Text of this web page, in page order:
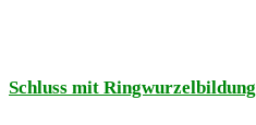
Schluss mit Ringwurzelbildung